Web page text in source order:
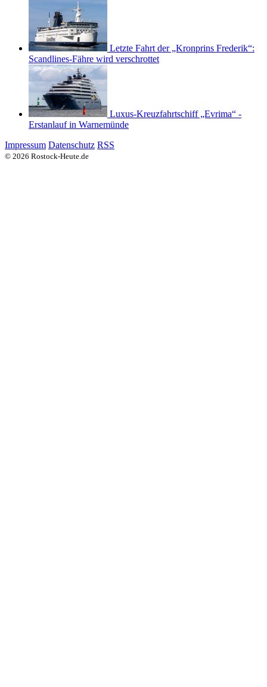
Letzte Fahrt der „Kronprins Frederik“:
Scandlines-Fähre wird verschrottet
Luxus-Kreuzfahrtschiff „Evrima“ -
Erstanlauf in Warnemünde
Impressum Datenschutz RSS
© 2026 Rostock-Heute.de